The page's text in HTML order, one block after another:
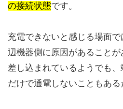
の接続状態です。
充電できないと感じる場面
辺機器側に原因があること
差し込まれているようでも
だけで通電しないこともある